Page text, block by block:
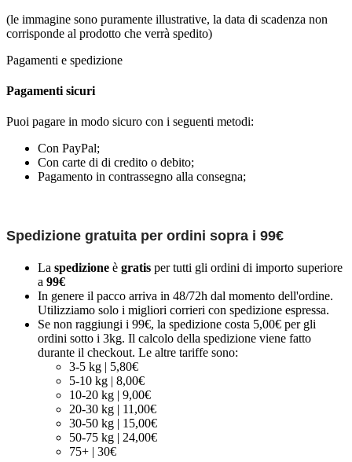
(le immagine sono puramente illustrative, la data di scadenza non
corrisponde al prodotto che verrà spedito)
Pagamenti e spedizione
Pagamenti sicuri
Puoi pagare in modo sicuro con i seguenti metodi:
Con PayPal;
Con carte di di credito o debito;
Pagamento in contrassegno alla consegna;
Spedizione gratuita per ordini sopra i 99€
La spedizione è gratis per tutti gli ordini di importo superiore
a 99€
In genere il pacco arriva in 48/72h dal momento dell'ordine.
Utilizziamo solo i migliori corrieri con spedizione espressa.
Se non raggiungi i 99€, la spedizione costa 5,00€ per gli
ordini sotto i 3kg. Il calcolo della spedizione viene fatto
durante il checkout. Le altre tariffe sono:
3-5 kg | 5,80€
5-10 kg | 8,00€
10-20 kg | 9,00€
20-30 kg | 11,00€
30-50 kg | 15,00€
50-75 kg | 24,00€
75+ | 30€